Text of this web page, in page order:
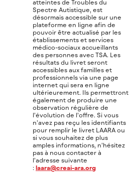
atteintes de Troubles du
Spectre Autistique, est
désormais accessible sur une
plateforme en ligne afin de
pouvoir être actualisé par les
établissements et services
médico-sociaux accueillants
des personnes avec TSA. Les
résultats du livret seront
accessibles aux familles et
professionnels via une page
internet qui sera en ligne
ultérieurement. Ils permettront
également de produire une
observation régulière de
l’évolution de l’offre. Si vous
n’avez pas reçu les identifiants
pour remplir le livret LAARA ou
si vous souhaitez de plus
amples informations, n’hésitez
pas à nous contacter à
l’adresse suivante
: laara@creai-ara.org